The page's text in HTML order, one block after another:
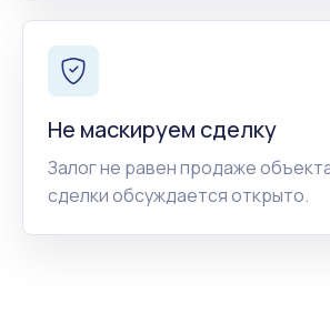
Не маскируем сделку
Залог не равен продаже
сделки обсуждается открыто.